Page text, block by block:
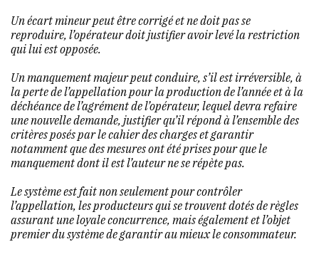
Un écart mineur peut être corrigé et ne doit pas se
reproduire, l’opérateur doit justifier avoir levé la restriction
qui lui est opposée.
Un manquement majeur peut conduire, s’il est irréversible, à
la perte de l’appellation pour la production de l’année et à la
déchéance de l’agrément de l’opérateur, lequel devra refaire
une nouvelle demande, justifier qu’il répond à l’ensemble des
critères posés par le cahier des charges et garantir
notamment que des mesures ont été prises pour que le
manquement dont il est l’auteur ne se répète pas.
Le système est fait non seulement pour contrôler
l’appellation, les producteurs qui se trouvent dotés de règles
assurant une loyale concurrence, mais également et l’objet
premier du système de garantir au mieux le consommateur.